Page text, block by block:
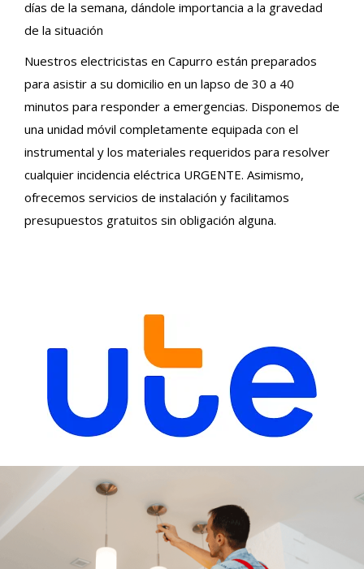
días de la semana, dándole importancia a la gravedad
de la situación
Nuestros electricistas en Capurro están preparados
para asistir a su domicilio en un lapso de 30 a 40
minutos para responder a emergencias. Disponemos de
una unidad móvil completamente equipada con el
instrumental y los materiales requeridos para resolver
cualquier incidencia eléctrica URGENTE. Asimismo,
ofrecemos servicios de instalación y facilitamos
presupuestos gratuitos sin obligación alguna.